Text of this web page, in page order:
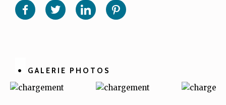
sur sur sur
GALERIE PHOTOS